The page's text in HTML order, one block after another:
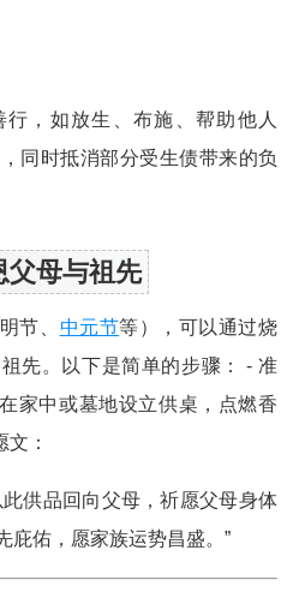
，如放生、布施、帮助他人
同时抵消部分受生债带来的负
父母与祖先
节、 中元节等），可以通过烧
先。以下是简单的步骤： - 准
家中或墓地设立供桌，点燃香
：
供品回向父母，祈愿父母身体
庇佑，愿家族运势昌盛。”